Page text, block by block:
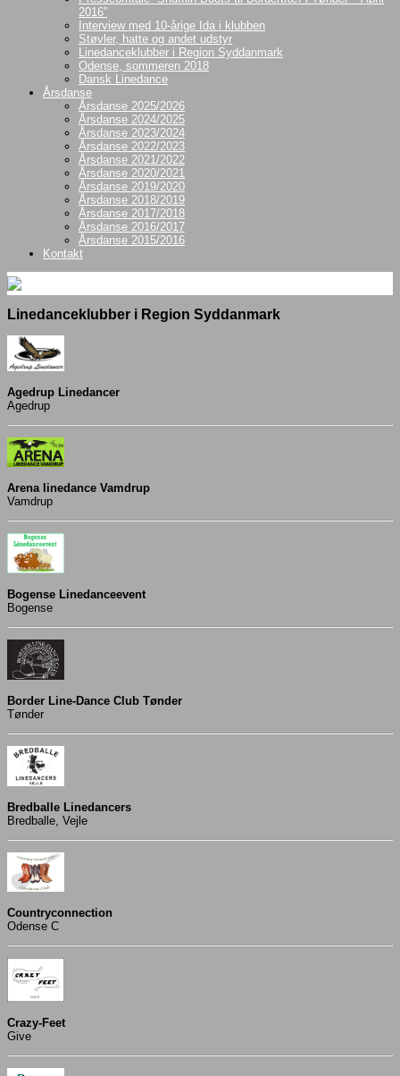
2016”
Interview med 10-årige Ida i klubben
Støvler, hatte og andet udstyr
Linedanceklubber i Region Syddanmark
Odense, sommeren 2018
Dansk Linedance
Årsdanse
Årsdanse 2025/2026
Årsdanse 2024/2025
Årsdanse 2023/2024
Årsdanse 2022/2023
Årsdanse 2021/2022
Årsdanse 2020/2021
Årsdanse 2019/2020
Årsdanse 2018/2019
Årsdanse 2017/2018
Årsdanse 2016/2017
Årsdanse 2015/2016
Kontakt
Linedanceklubber i Region Syddanmark
Agedrup Linedancer
Agedrup
Arena linedance Vamdrup
Vamdrup
Bogense Linedanceevent
Bogense
Border Line-Dance Club Tønder
Tønder
Bredballe Linedancers
Bredballe, Vejle
Countryconnection
Odense C
Crazy-Feet
Give